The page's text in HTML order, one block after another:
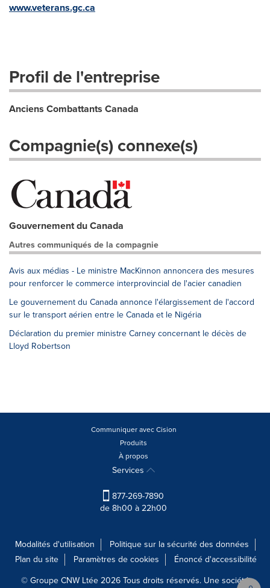
www.veterans.gc.ca
Profil de l'entreprise
Anciens Combattants Canada
Compagnie(s) connexe(s)
Gouvernement du Canada
Autres communiqués de la compagnie
Avis aux médias - Le ministre MacKinnon annoncera des mesures
pour renforcer le commerce interprovincial de l'acier canadien
Le gouvernement du Canada annonce l'élargissement de l'accord
sur le transport aérien entre le Canada et le Nigéria
Déclaration du premier ministre Carney concernant le décès de
Lloyd Robertson
Communiquer avec Cision
Produits
À propos
Services
877-269-7890
de 8h00 à 22h00
Modalités d'utilisation
Politique sur la sécurité des données
Plan du site
Paramètres de cookies
Énoncé d'accessibilité
© Groupe CNW Ltée 2026 Tous droits réservés. Une société